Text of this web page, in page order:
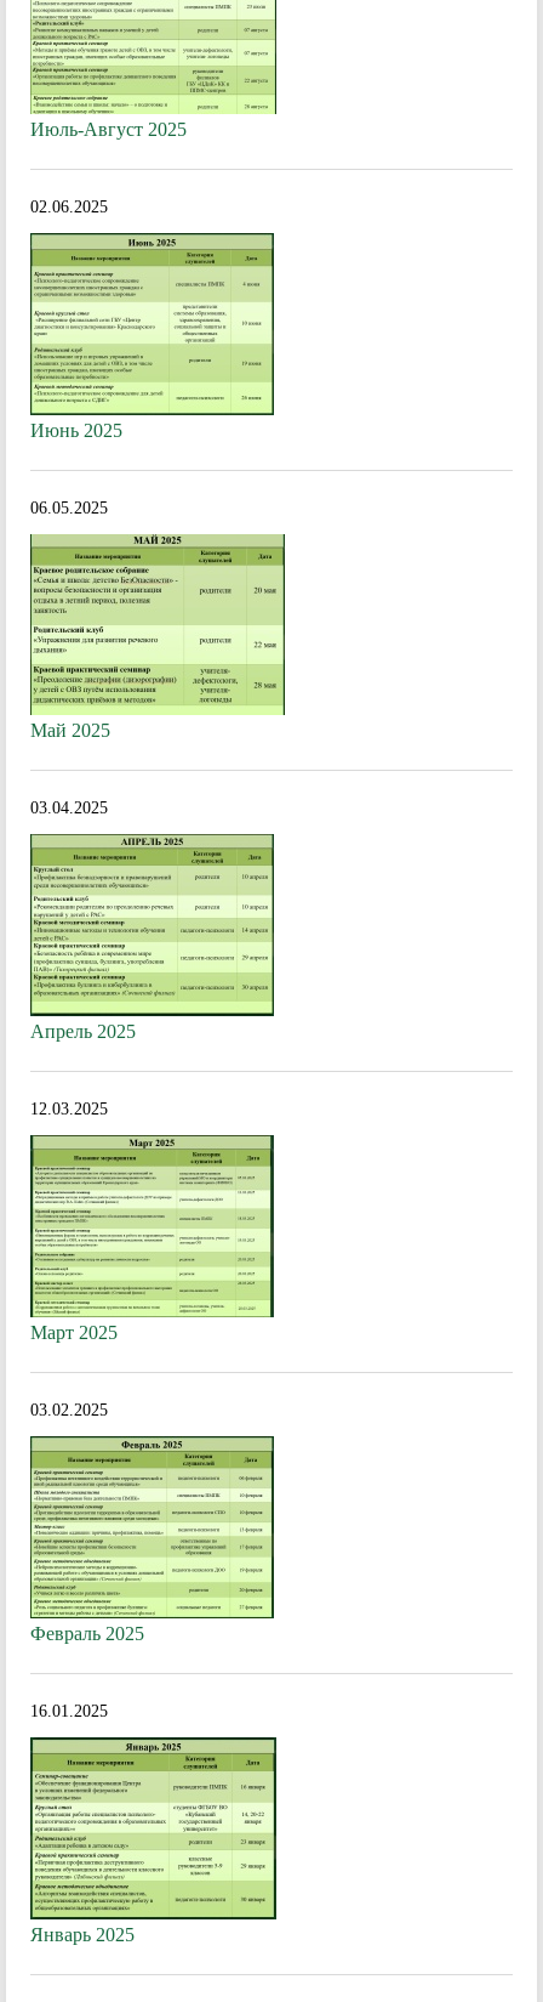
Июль-Август 2025
02.06.2025
Июнь 2025
06.05.2025
Май 2025
03.04.2025
Апрель 2025
12.03.2025
Март 2025
03.02.2025
Февраль 2025
16.01.2025
Январь 2025